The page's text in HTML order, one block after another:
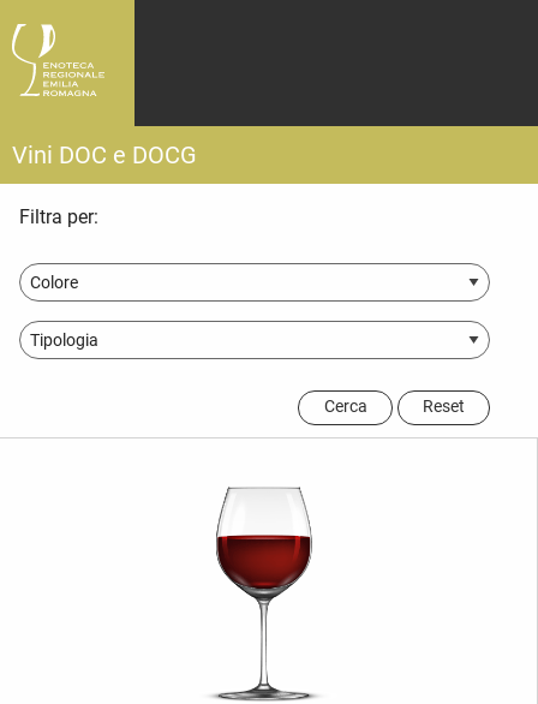
Vini DOC e DOCG
Filtra per:
Cerca Reset